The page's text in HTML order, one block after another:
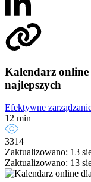
Kalendarz
najlepszych
Efektywne
12 min
3314
Zaktualizowano: 13
Zaktualizowano: 13